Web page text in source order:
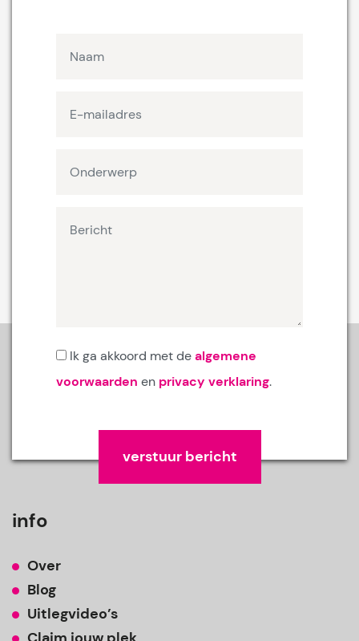
Ik ga akkoord met dealgemene
voorwaarden en privacy verklaring.
info
Over
Blog
Uitlegvideo’s